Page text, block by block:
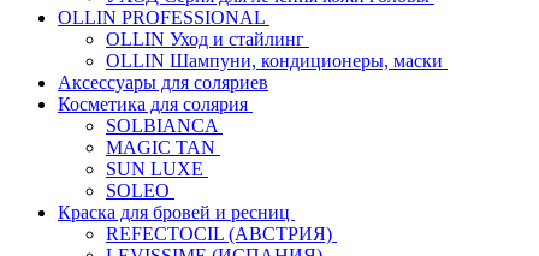
OLLIN PROFESSIONAL
OLLIN Уход и стайлинг
OLLIN Шампуни, кондиционеры, маски
Аксессуары для соляриев
Косметика для солярия
SOLBIANCA
MAGIC TAN
SUN LUXE
SOLEO
Краска для бровей и ресниц
REFECTOCIL (АВСТРИЯ)